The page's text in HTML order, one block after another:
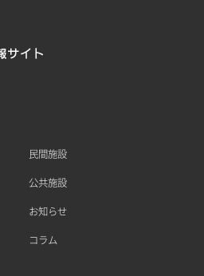
民間施設
公共施設
お知らせ
コラム